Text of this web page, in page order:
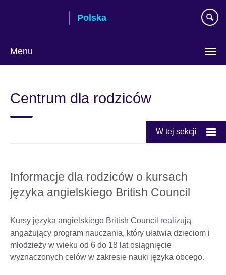
Polska
Menu
Centrum dla rodziców
W tej sekcji
Informacje dla rodziców o kursach
języka angielskiego British Council
Kursy języka angielskiego British Council realizują
angażujący program nauczania, który ułatwia dzieciom i
młodzieży w wieku od 6 do 18 lat osiągnięcie
wyznaczonych celów w zakresie nauki języka obcego.